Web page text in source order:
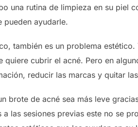
una rutina de limpieza en su piel
pueden ayudarle.
también es un problema
quiere cubrir el acné. Pero en
reducir las marcas y quitar
brote de acné sea más leve
las sesiones previas este no se